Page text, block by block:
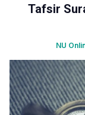
Tafsir
NU